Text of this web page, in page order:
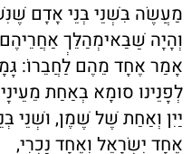
מַעֲשֶׂה בִּשְׁנֵי בְּנֵי אָדָם
וְהָיָה שַׁבַּאימְהַלֵּךְ
אָמַר אֶחָד מֵהֶם לַחֲבֵרוֹ:
לְפָנֵינוּ סוּמָא בְּאַחַת
יַיִן וְאַחַת שֶׁל שֶׁמֶן, וּשְׁנֵי
אֶחָד יִשְׂרָאֵל וְאֶחָד נָכְרִי,